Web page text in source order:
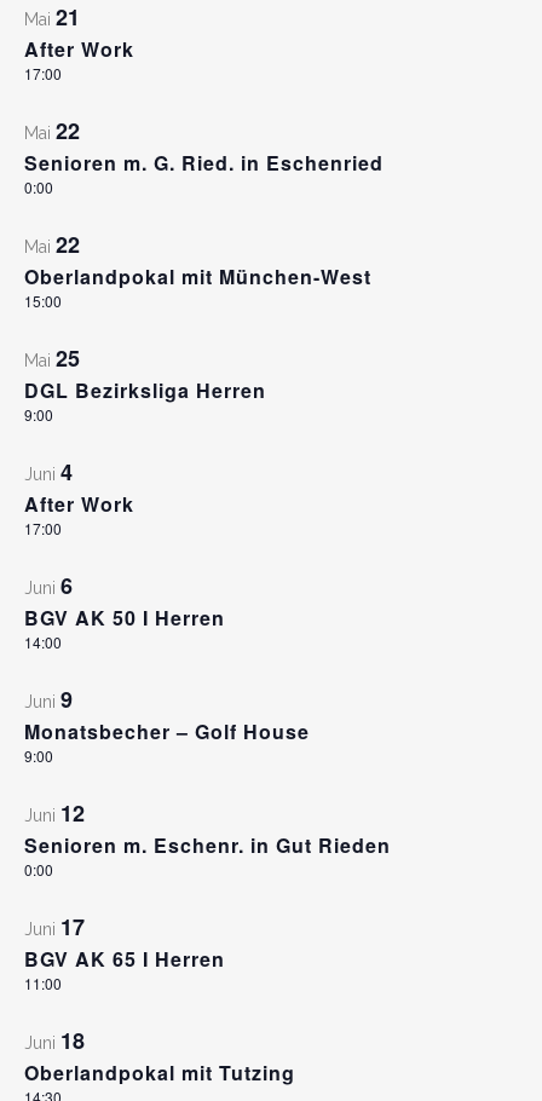
Mai 21
After Work
17:00
Mai 22
Senioren m. G. Ried. in Eschenried
0:00
Mai 22
Oberlandpokal mit München-West
15:00
Mai 25
DGL Bezirksliga Herren
9:00
Juni 4
After Work
17:00
Juni 6
BGV AK 50 I Herren
14:00
Juni 9
Monatsbecher – Golf House
9:00
Juni 12
Senioren m. Eschenr. in Gut Rieden
0:00
Juni 17
BGV AK 65 I Herren
11:00
Juni 18
Oberlandpokal mit Tutzing
14:30